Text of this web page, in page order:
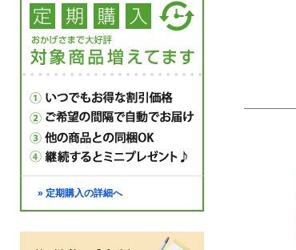
» 定期購入の詳細へ